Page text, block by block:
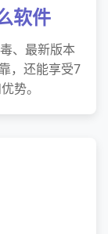
软件
、最新版本
，还能享受7
势。